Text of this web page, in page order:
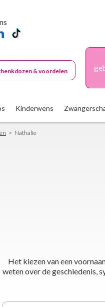
& voordelen
Kinderwens
Nathalie
Het kiezen van een
weten over de geschiedenis,